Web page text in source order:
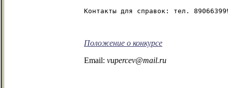
Контакты для справок: тел.
Положение о конкурсе
Email: vupercev@mail.ru